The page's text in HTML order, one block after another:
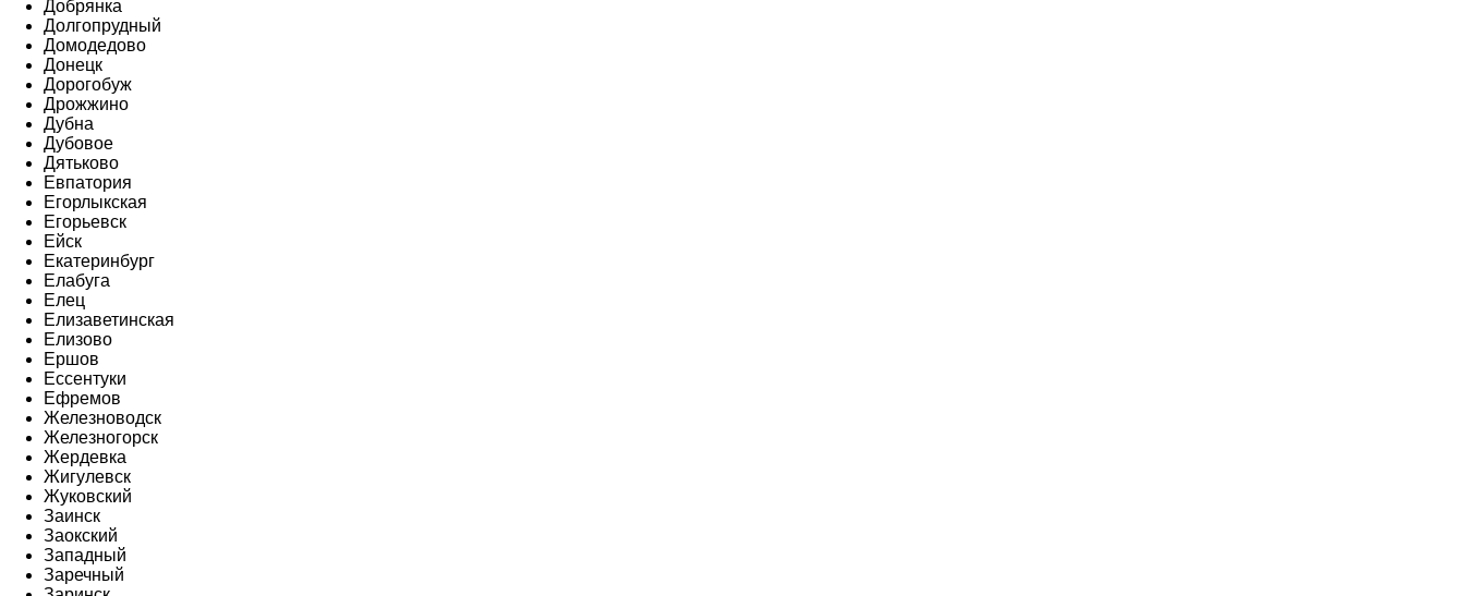
Добрянка
Долгопрудный
Домодедово
Донецк
Дорогобуж
Дрожжино
Дубна
Дубовое
Дятьково
Евпатория
Егорлыкская
Егорьевск
Ейск
Екатеринбург
Елабуга
Елец
Елизаветинская
Елизово
Ершов
Ессентуки
Ефремов
Железноводск
Железногорск
Жердевка
Жигулевск
Жуковский
Заинск
Заокский
Западный
Заречный